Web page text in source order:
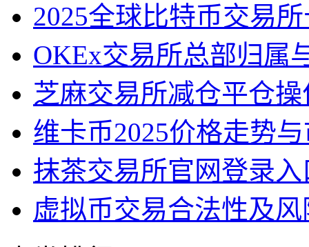
2025全球比特币交易
OKEx交易所总部归属
芝麻交易所减仓平仓
维卡币2025价格走势
抹茶交易所官网登录
虚拟币交易合法性及